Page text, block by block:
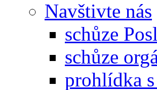
Navštivte nás
schůze
schůze
prohlídka